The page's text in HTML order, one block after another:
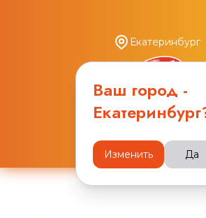
Екатеринбург
Ваш город -
Екатеринбург
Изменить Да
8-я НОТА